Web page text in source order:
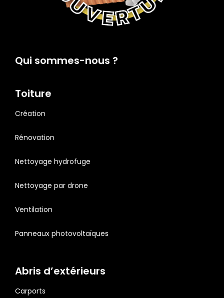
Qui sommes-nous ?
Toiture
Création
Rénovation
Nettoyage hydrofuge
Nettoyage par drone
Ventilation
Panneaux photovoltaïques
Abris d’extérieurs
Carports